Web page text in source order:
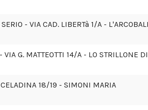
- VIA CAD. LIBERTà 1/A -
VIA G. MATTEOTTI 14/A - LO STRILLONE
CELADINA 18/19 - SIMONI MARIA